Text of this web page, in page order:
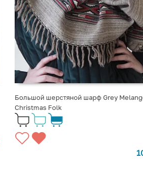
Большой шерстяной шарф Grey
Christmas Folk